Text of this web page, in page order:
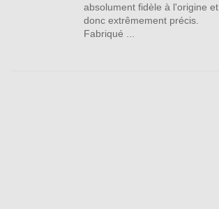
absolument fidèle à l'origine et
donc extrêmement précis.
Fabriqué ...